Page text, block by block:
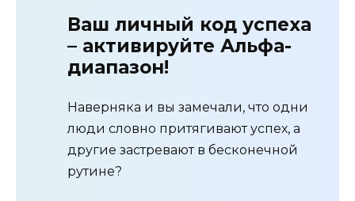
Ваш личный код успеха
– активируйте Альфа-
диапазон!
Наверняка и вы замечали, что одни
люди словно притягивают успех, а
другие застревают в бесконечной
рутине?